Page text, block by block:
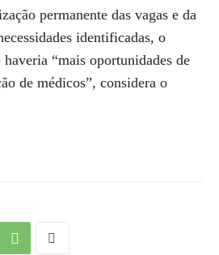
permanente das vagas e da
identificadas, o
“mais oportunidades de
de médicos”, considera o